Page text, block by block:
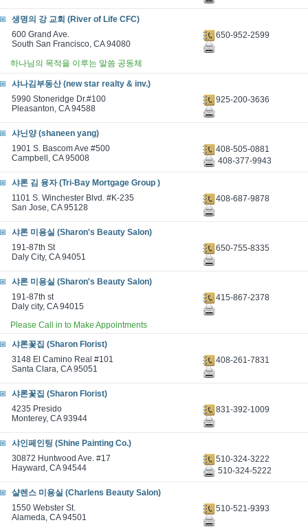
생명의 강 교회 (River of Life CFC)
600 Grand Ave.
South San Francisco, CA 94080
650-952-2599
하나님의 목적을 이루는 말씀 공동체
샤나김부동산 (new star realty & inv.)
5990 Stoneridge Dr.#100
Pleasanton, CA 94588
925-200-3636
샤닌양 (shaneen yang)
1901 S. Bascom Ave #500
Campbell, CA 95008
408-505-0881
408-377-9943
샤론 김 융자 (Tri-Bay Mortgage Group )
1101 S. Winchester Blvd. #K-235
San Jose, CA 95128
408-687-9878
샤론 미용실 (Sharon's Beauty Salon)
191-87th St
Daly City, CA 94051
650-755-8335
샤론 미용실 (Sharon's Beauty Salon)
191-87th st
Daly city, CA 94015
415-867-2378
Please Call in to Make Appointments
샤론꽃집 (Sharon Florist)
3148 El Camino Real #101
Santa Clara, CA 95051
408-261-7831
샤론꽃집 (Sharon Florist)
4235 Presido
Monterey, CA 93944
831-392-1009
샤인페인팅 (Shine Painting Co.)
30872 Huntwood Ave. #17
Hayward, CA 94544
510-324-3222
510-324-5222
샬렌스 미용실 (Charlens Beauty Salon)
1550 Webster St.
Alameda, CA 94501
510-521-9393